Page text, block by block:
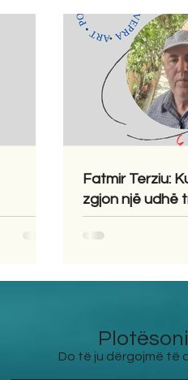
Fatmir Terziu:
zgjon një udhë
shekujsh në
Do të ju dërgojmë të